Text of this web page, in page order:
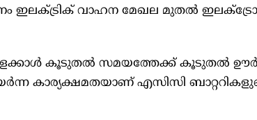
ഇലക്ട്രിക് വാഹന മേഖല മുതല്‍
കൂടുതല്‍ സമയത്തേക്ക് കൂടുതല്‍
കാര്യക്ഷമതയാണ് എസിസി